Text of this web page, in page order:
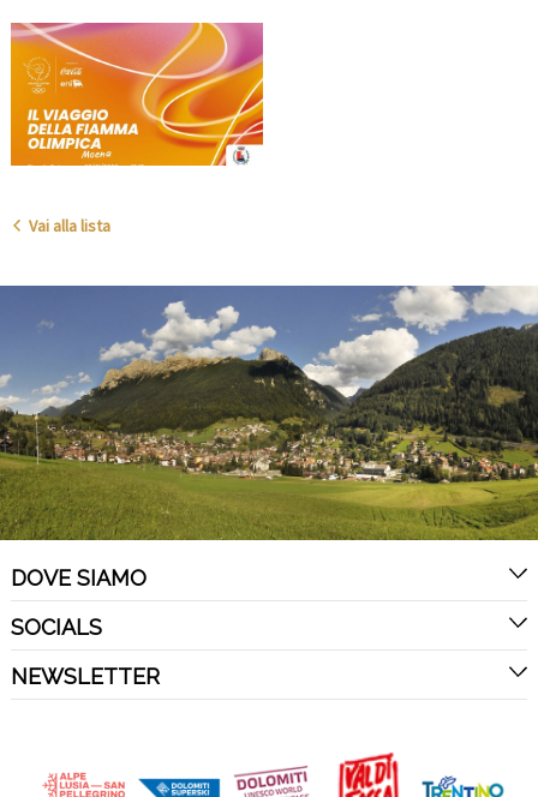
Vai alla lista
DOVE SIAMO
SOCIALS
NEWSLETTER